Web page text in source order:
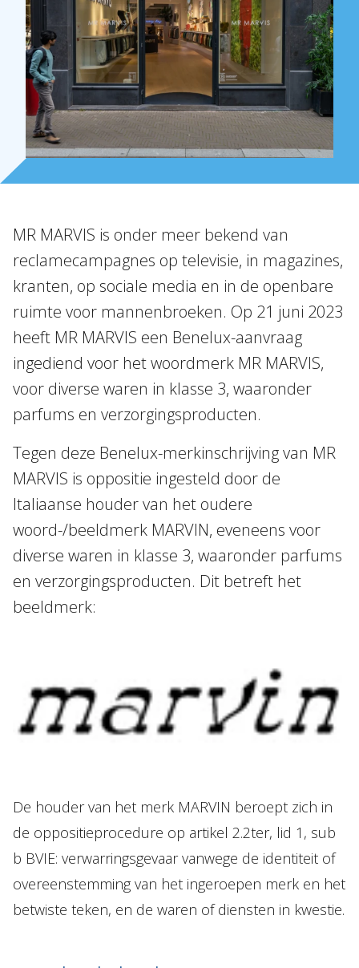
Over Holla
Topics
Internationaal
Nieuws
MR MARVIS is onder meer bekend van
reclamecampagnes op televisie, in magazines,
kranten, op sociale media en in de openbare
ruimte voor mannenbroeken. Op 21 juni 2023
heeft MR MARVIS een Benelux-aanvraag
ingediend voor het woordmerk MR MARVIS,
voor diverse waren in klasse 3, waaronder
parfums en verzorgingsproducten.
Tegen deze Benelux-merkinschrijving van MR
MARVIS is oppositie ingesteld door de
Italiaanse houder van het oudere
woord-/beeldmerk MARVIN, eveneens voor
diverse waren in klasse 3, waaronder parfums
en verzorgingsproducten. Dit betreft het
beeldmerk:
De houder van het merk MARVIN beroept zich in
de oppositieprocedure op artikel 2.2ter, lid 1, sub
b BVIE: verwarringsgevaar vanwege de identiteit of
overeenstemming van het ingeroepen merk en het
betwiste teken, en de waren of diensten in kwestie.